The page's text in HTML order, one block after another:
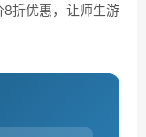
折优惠，让师生游